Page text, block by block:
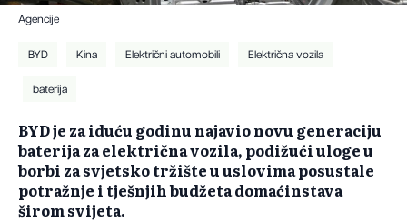
Agencije
BYD Kina Električni automobili Električna vozila
baterija
BYD je za iduću godinu najavio novu generaciju
baterija za električna vozila, podižući uloge u
borbi za svjetsko tržište u uslovima posustale
potražnje i tješnjih budžeta domaćinstava
širom svijeta.